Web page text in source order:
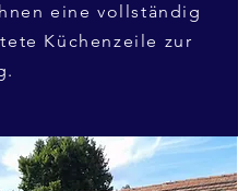
eine vollständig
Küchenzeile zur